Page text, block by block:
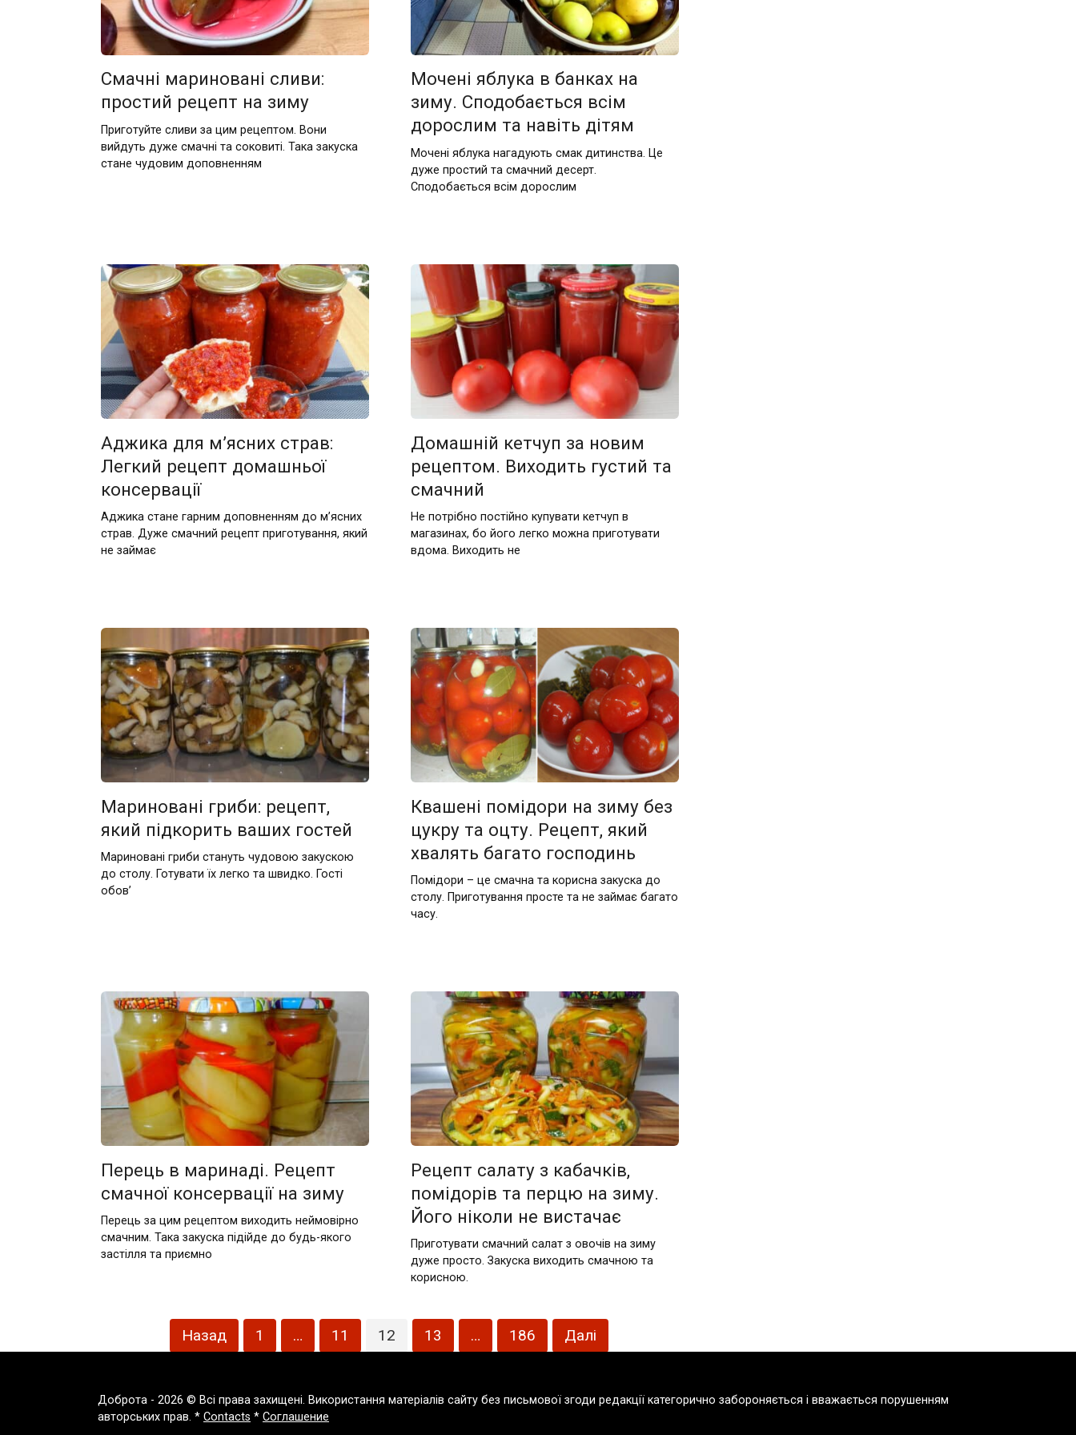
Смачні мариновані сливи:
простий рецепт на зиму
Приготуйте сливи за цим рецептом. Вони
вийдуть дуже смачні та соковиті. Така закуска
стане чудовим доповненням
Мочені яблука в банках на
зиму. Сподобається всім
дорослим та навіть дітям
Мочені яблука нагадують смак дитинства. Це
дуже простий та смачний десерт.
Сподобається всім дорослим
Аджика для м’ясних страв:
Легкий рецепт домашньої
консервації
Аджика стане гарним доповненням до м’ясних
страв. Дуже смачний рецепт приготування, який
не займає
Домашній кетчуп за новим
рецептом. Виходить густий та
смачний
Не потрібно постійно купувати кетчуп в
магазинах, бо його легко можна приготувати
вдома. Виходить не
Мариновані гриби: рецепт,
який підкорить ваших гостей
Мариновані гриби стануть чудовою закускою
до столу. Готувати їх легко та швидко. Гості
обов’
Квашені помідори на зиму без
цукру та оцту. Рецепт, який
хвалять багато господинь
Помідори – це смачна та корисна закуска до
столу. Приготування просте та не займає багато
часу.
Перець в маринаді. Рецепт
смачної консервації на зиму
Перець за цим рецептом виходить неймовірно
смачним. Така закуска підійде до будь-якого
застілля та приємно
Рецепт салату з кабачків,
помідорів та перцю на зиму.
Його ніколи не вистачає
Приготувати смачний салат з овочів на зиму
дуже просто. Закуска виходить смачною та
корисною.
Назад 1 … 11 12 13 … 186 Далі
Доброта - 2026 © Всі права захищені. Використання матеріалів сайту без письмової згоди редакції категорично забороняється і вважається порушенням
авторських прав. * Contacts * Соглашение